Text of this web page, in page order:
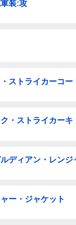
装:攻
ストライカーコー
・ストライカーキ
ディアン・レンジ
ー・ジャケット